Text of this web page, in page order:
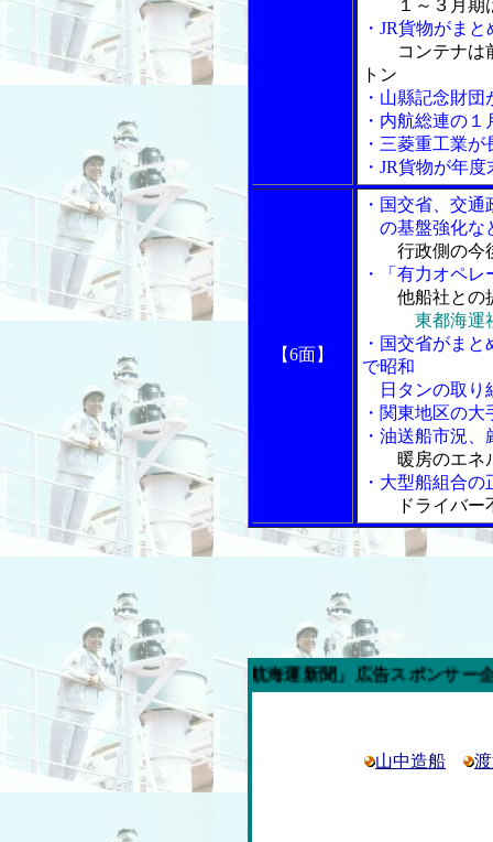
１～３月
・JR貨物がま
コンテナは
トン
・山縣記念財
・内航総連の
・三菱重工業
・JR貨物が年
【6面】
・国交省、交
の基盤強化な
行政側の今
・「有力オペ
他船社との
東都海
・国交省がま
で昭和
日タンの取り
・関東地区の
・油送船市況
暖房のエネ
・大型船組合
ドライバ
今週の「内航海運新聞」広告スポンサー企業
山中造船